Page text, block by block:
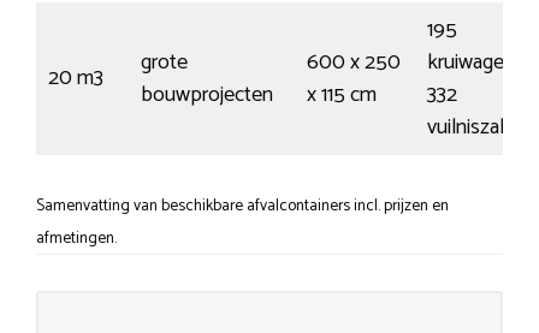
20 m3
grote
bouwprojecten
600 x 250
x 115 cm
195
kruiwagens /
332
Samenvatting van beschikbare afvalcontainers incl. prijzen en
afmetingen.